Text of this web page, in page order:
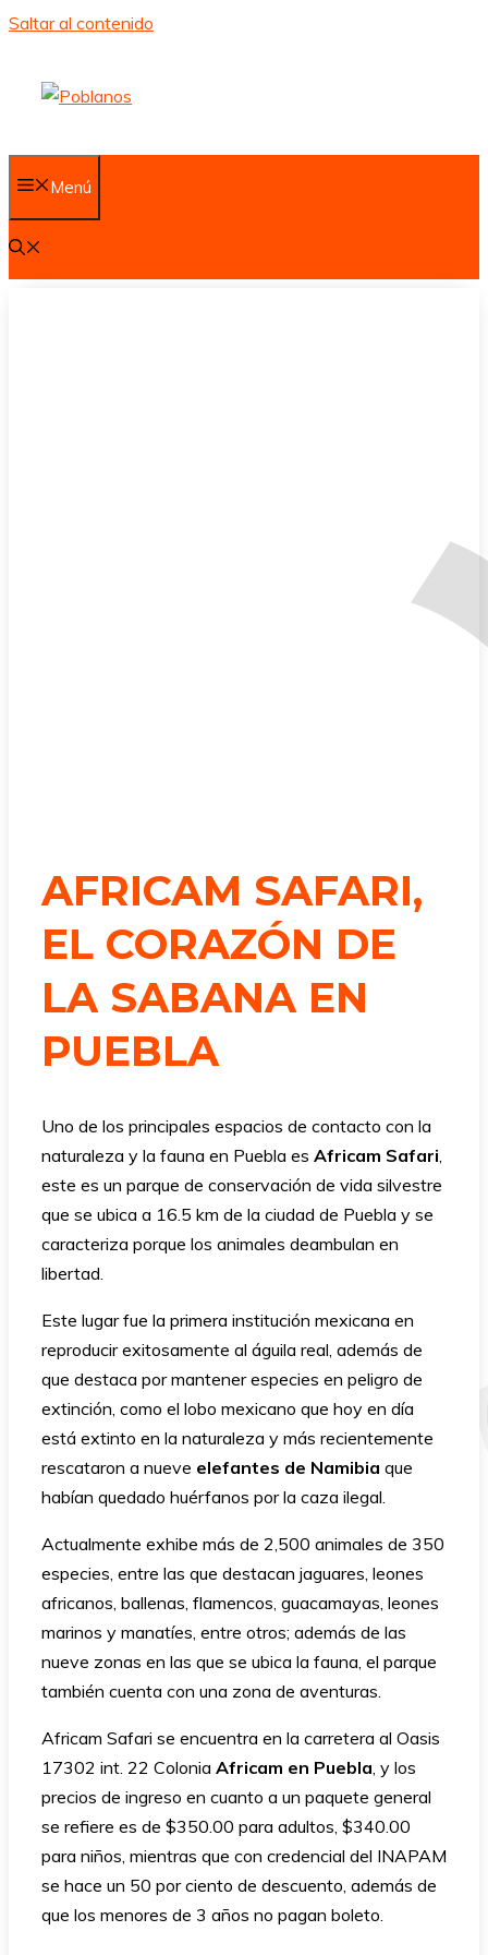
Saltar al contenido
Menú
AFRICAM SAFARI,
EL CORAZÓN DE
LA SABANA EN
PUEBLA
Uno de los principales espacios de contacto con la
naturaleza y la fauna en Puebla es Africam Safari,
este es un parque de conservación de vida silvestre
que se ubica a 16.5 km de la ciudad de Puebla y se
caracteriza porque los animales deambulan en
libertad.
Este lugar fue la primera institución mexicana en
reproducir exitosamente al águila real, además de
que destaca por mantener especies en peligro de
extinción, como el lobo mexicano que hoy en día
está extinto en la naturaleza y más recientemente
rescataron a nueve elefantes de Namibia que
habían quedado huérfanos por la caza ilegal.
Actualmente exhibe más de 2,500 animales de 350
especies, entre las que destacan jaguares, leones
africanos, ballenas, flamencos, guacamayas, leones
marinos y manatíes, entre otros; además de las
nueve zonas en las que se ubica la fauna, el parque
también cuenta con una zona de aventuras.
Africam Safari se encuentra en la carretera al Oasis
17302 int. 22 Colonia Africam en Puebla, y los
precios de ingreso en cuanto a un paquete general
se refiere es de $350.00 para adultos, $340.00
para niños, mientras que con credencial del INAPAM
se hace un 50 por ciento de descuento, además de
que los menores de 3 años no pagan boleto.